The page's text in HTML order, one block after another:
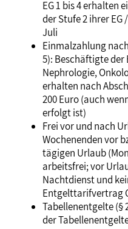
EG 1 bis 4 erhalten
der Stufe 2 ihrer EG
Juli
Einmalzahlung
5): Beschäftigte der
Nephrologie,
erhalten nach
200 Euro (auch
erfolgt ist)
Frei vor und nach
Wochenenden vor
tägigen Urlaub
arbeitsfrei; vor
Nachtdienst und
Entgelttarifvertrag
Tabellenentgelte (§
der